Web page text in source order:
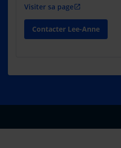
Visiter sa page open_in_new
Contacter Lee-Anne